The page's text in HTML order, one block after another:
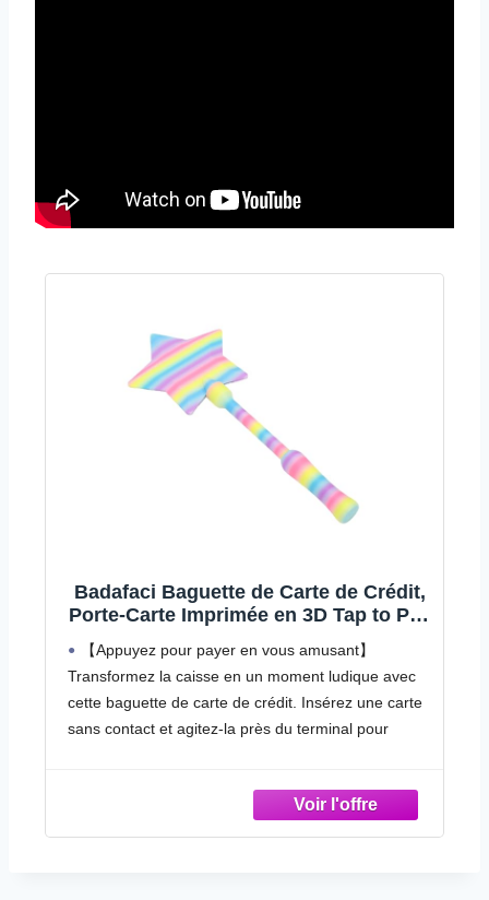
Badafaci Baguette de Carte de Crédit,
Porte-Carte Imprimée en 3D Tap to Pay
avec Emplacement pour sécurisé,
Outil de Paiement en Forme d'étoile de
14,2 Pouces, pour Enfants et Adultes
Faisant Leurs
【Appuyez pour payer en vous amusant】
Transformez la caisse en un moment ludique avec
cette baguette de carte de crédit. Insérez une carte
sans contact et agitez-la près du terminal pour
Design imprimé en 3D : fabriqué à partir de PLA
avec un look dégradé coloré, ce porte-cartes